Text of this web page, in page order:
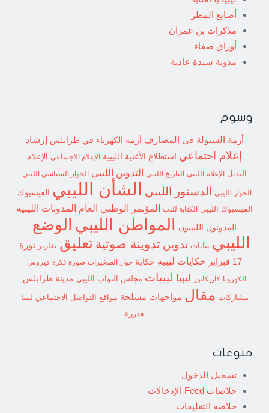
أصابع المطر
مذكرات بن عمران
أوراق صفاء
مدونة سيدة عادية
وسوم
أزمة السيولة في المصارف أزمة الكهرباء في طرابلس إرشاد
إعلام اجتماعي استطلاع الأغنية الليبية الإعلام الاجتماعي
الإعلام
البديل الإعلام الليبي التاريخ الليبي التدوين الليبي الحوار السياسي الليبي
الحوار الليبي الدستور الليبي الشأن الليبي الفيسبوك
الفيسبوك الليبي الكتابة للنت المؤتمر الوطني العام المدونات الليبية
المدونون الليبيون المواطن الليبي الوضع
الليبي بيانات تدوين تدوينة صوتية تعليق تقارير
ثورة
17 فبراير
حكايات ليبية حكاية حوار الصخيرات صورة فكرة فيروس
الكورونا كاريكاتور ليبيا ليبيات مجلس النواب الليبي مدينة طرابلس
مشاركات مقال مواجهات مسلحة مواقع التواصل الاجتماعي ليبيا
هدرزة
منوعات
تسجيل الدخول
خلاصات Feed الإدخالات
خلاصة التعليقات